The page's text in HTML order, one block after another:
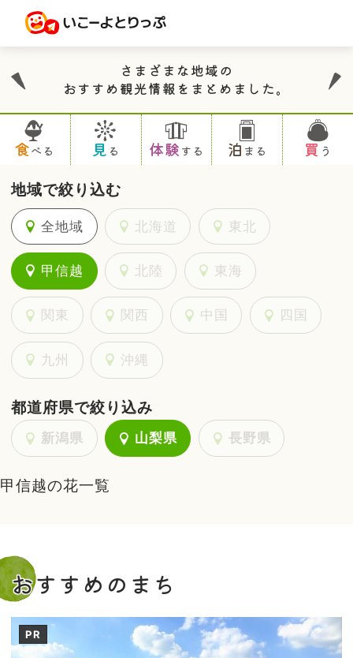
さまざまな地域の
おすすめ観光情報をまとめました。
食べる 見 る 体験する 泊 まる 買う
地域で絞り込む
全地域 北海道 東北
甲信越 北陸 東海
関東 関西 中国 四国
九州 沖縄
都道府県で絞り込み
新潟県 山梨県 長野県
甲信越の花一覧
おすすめのまち
PR